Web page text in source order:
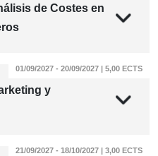
de Costes en
y
01/09/2027 - 20/09/2027 | 5,00 ECTS
21/09/2027 - 18/10/2027 | 3,00 ECTS